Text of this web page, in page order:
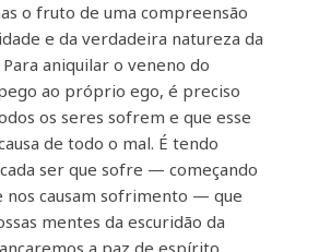
o fruto de uma compreensão
e da verdadeira natureza da
aniquilar o veneno do
ao próprio ego, é preciso
os seres sofrem e que esse
de todo o mal. É tendo
ser que sofre — começando
nos causam sofrimento — que
mentes da escuridão da
a paz de espírito.